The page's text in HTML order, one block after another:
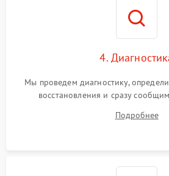
4.
Мы проведем диагностику,
восстановления и сразу
Подробнее